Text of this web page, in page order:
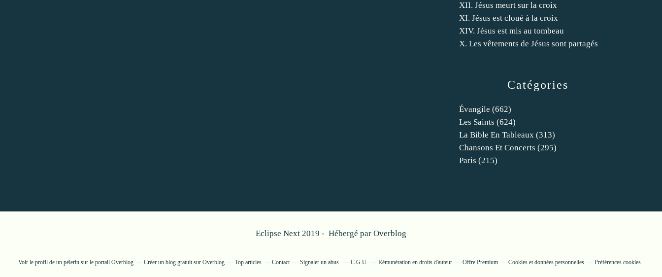
Catégories
Évangile (662)
Les Saints (624)
La Bible En Tableaux (313)
Chansons Et Concerts (295)
Paris (215)
XII. Jésus meurt sur la croix
XI. Jésus est cloué à la croix
XIV. Jésus est mis au tombeau
X. Les vêtements de Jésus sont partagés
Eclipse Next 2019 - Hébergé par Overblog
Voir le profil de un pèlerin sur le portail Overblog Créer un blog gratuit sur Overblog Top articles Contact Signaler un abus C.G.U. Rémunération en droits d'auteur Offre Premium Cookies et données personnelles Préférences cookies